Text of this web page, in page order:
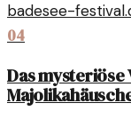
badesee-
04
Das